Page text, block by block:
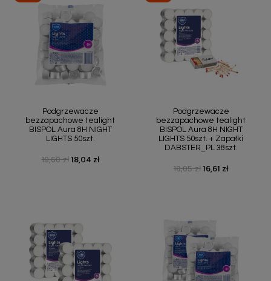
Podgrzewacze
bezzapachowe tealight
BISPOL Aura 8H NIGHT
LIGHTS 50szt.
Cena podstawowa
19,60 zł Cena
18,04 zł
Podgrzewacze
bezzapachowe tealight
BISPOL Aura 8H NIGHT
LIGHTS 50szt. + Zapałki
DABSTER_PL 38szt.
Cena podstawowa
18,05 zł Cena
16,61 zł